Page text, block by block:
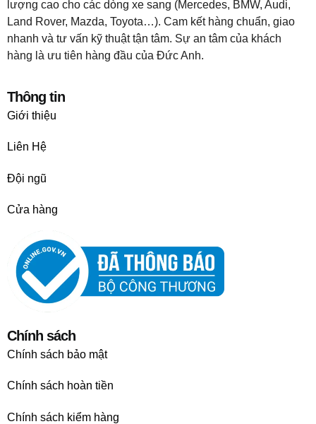
lượng cao cho các dòng xe sang (Mercedes, BMW, Audi,
Land Rover, Mazda, Toyota…). Cam kết hàng chuẩn, giao
nhanh và tư vấn kỹ thuật tận tâm. Sự an tâm của khách
hàng là ưu tiên hàng đầu của Đức Anh.
Thông tin
Giới thiệu
Liên Hệ
Đội ngũ
Cửa hàng
Chính sách
Chính sách bảo mật
Chính sách hoàn tiền
Chính sách kiểm hàng